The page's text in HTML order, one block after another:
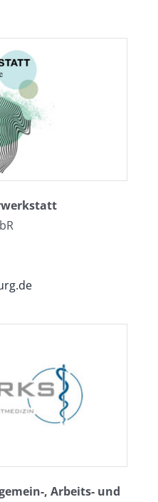
, Arbeits- und